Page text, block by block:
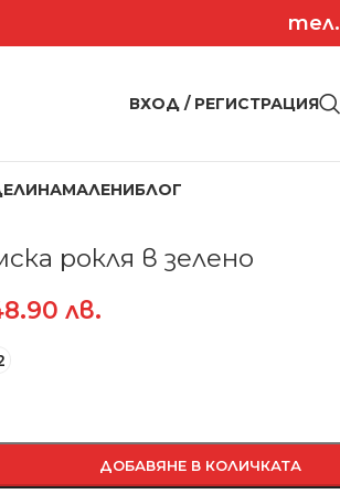
тел.
ВХОД / РЕГИСТРАЦИЯ
НАМАЛЕНИБЛОГ
рокля в зелено
лв.
ДОБАВЯНЕ В КОЛИЧКАТА